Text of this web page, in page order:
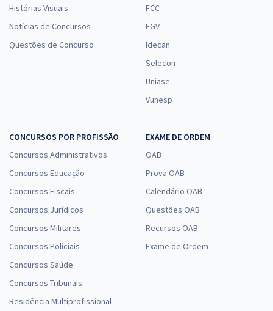
Histórias Visuais
Notícias de Concursos
Questões de Concurso
FCC
FGV
Idecan
Selecon
Uniase
Vunesp
CONCURSOS POR PROFISSÃO
Concursos Administrativos
Concursos Educação
Concursos Fiscais
Concursos Jurídicos
Concursos Militares
Concursos Policiais
Concursos Saúde
Concursos Tribunais
Residência Multiprofissional
EXAME DE ORDEM
OAB
Prova OAB
Calendário OAB
Questões OAB
Recursos OAB
Exame de Ordem